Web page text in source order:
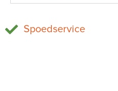
Spoedservice